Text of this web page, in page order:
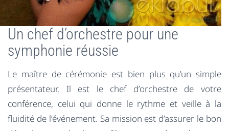
Un chef d’orchestre pour une
symphonie réussie
Le maître de cérémonie est bien plus qu’un simple
présentateur. Il est le chef d’orchestre de votre
conférence, celui qui donne le rythme et veille à la
fluidité de l’événement. Sa mission est d’assurer le bon